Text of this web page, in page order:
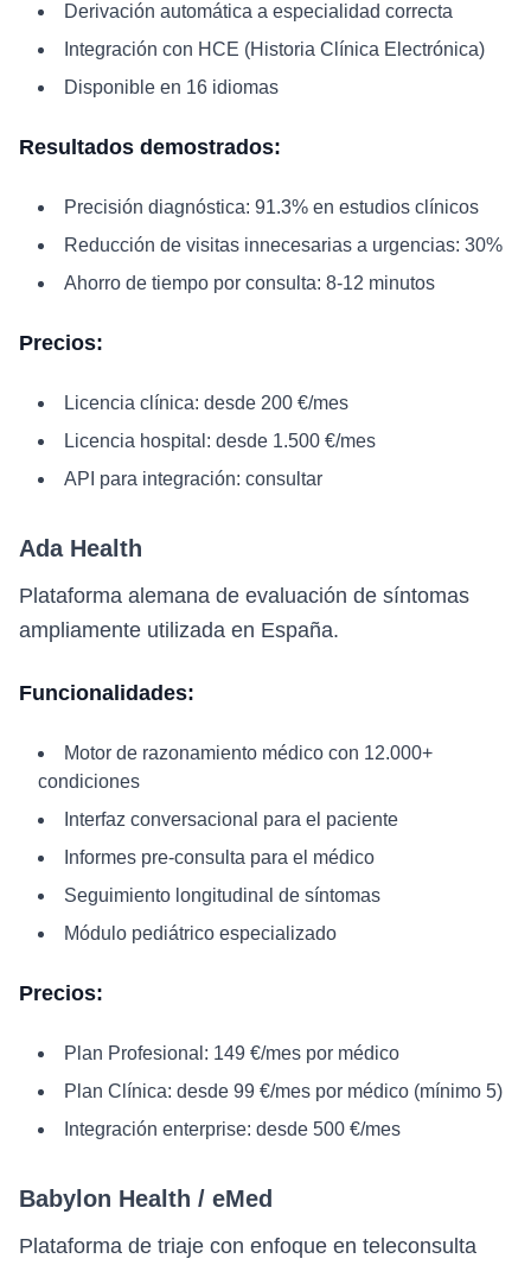
Derivación automática a especialidad correcta
Integración con HCE (Historia Clínica Electrónica)
Disponible en 16 idiomas
Resultados demostrados:
Precisión diagnóstica: 91.3% en estudios clínicos
Reducción de visitas innecesarias a urgencias: 30%
Ahorro de tiempo por consulta: 8-12 minutos
Precios:
Licencia clínica: desde 200 €/mes
Licencia hospital: desde 1.500 €/mes
API para integración: consultar
Ada Health
Plataforma alemana de evaluación de síntomas
ampliamente utilizada en España.
Funcionalidades:
Motor de razonamiento médico con 12.000+
condiciones
Interfaz conversacional para el paciente
Informes pre-consulta para el médico
Seguimiento longitudinal de síntomas
Módulo pediátrico especializado
Precios:
Plan Profesional: 149 €/mes por médico
Plan Clínica: desde 99 €/mes por médico (mínimo 5)
Integración enterprise: desde 500 €/mes
Babylon Health / eMed
Plataforma de triaje con enfoque en teleconsulta